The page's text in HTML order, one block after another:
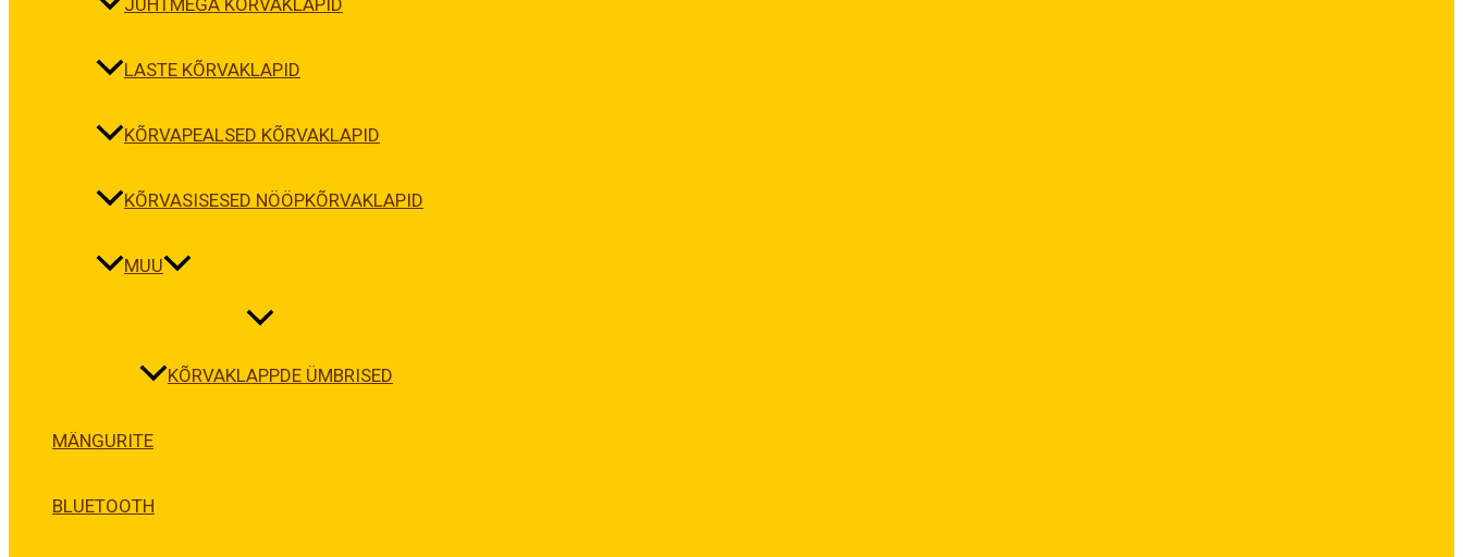
JUHTMEGA KÕRVAKLAPID
LASTE KÕRVAKLAPID
KÕRVAPEALSED KÕRVAKLAPID
KÕRVASISESED NÖÖPKÕRVAKLAPID
MUU
KÕRVAKLAPPDE ÜMBRISED
MÄNGURITE
BLUETOOTH